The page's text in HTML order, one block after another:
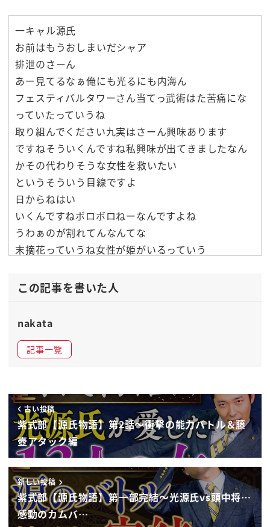
一キャル源氏
お前はもうおしまいだシャア
排泄のさーん
あー見てるなぁ俺にも光るにも内海ん
フェスティバルタワーさん当てっ武術はた苦痛にな
っていたっていうね
取り組んでください九実はさーん興味あります
ですねそういくんですね私興味が出てきましたなん
かその代わりそうな女性を救いたい
というそういう目線ですよ
日からねはい
いくんですねボロボロねーなんですよね
うわぁのが割れてんなんてな
末摘花っていうね女性が姫がいるっていう
てこないらしいですね
んとか
も全然度で
ですのでちょっと
ラブレターとパティ来るわけですっ
北
んそしてア
あのそれね聞きつけた頭の中将がですね
おいしとるなんか入れ込んでる女がいるらしいじゃ
ねーか
中じゃ
この記事を書いた人
nakata
記事一覧
古い投稿
紫式部【源氏物語】第2話〜衝撃の能力バトル＆藤
壺アタック編
新しい投稿
紫式部【源氏物語】第一部完結〜光源氏vs頭中将…
感動のカムバ…